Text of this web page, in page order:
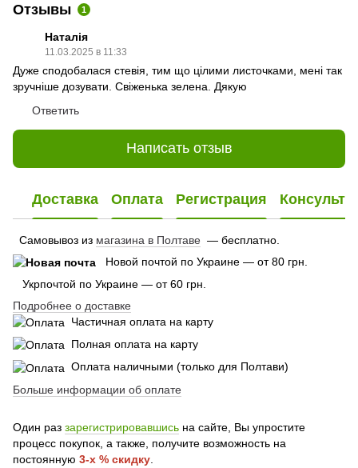
Отзывы 1
Наталія
11.03.2025 в 11:33
Дуже сподобалася стевія, тим що цілими листочками, мені так
зручніше дозувати. Свіженька зелена. Дякую
Ответить
Написать отзыв
Доставка Оплата Регистрация
Самовывоз из магазина в Полтаве — бесплатно.
Новой почтой по Украине — от 80 грн.
Укрпочтой по Украине — от 60 грн.
Подробнее о доставке
Частичная оплата на карту
Полная оплата на карту
Оплата наличными (только для Полтави)
Больше информации об оплате
Один раз зарегистрировавшись на сайте, Вы упростите
процесс покупок, а также, получите возможность на
постоянную 3-х % скидку